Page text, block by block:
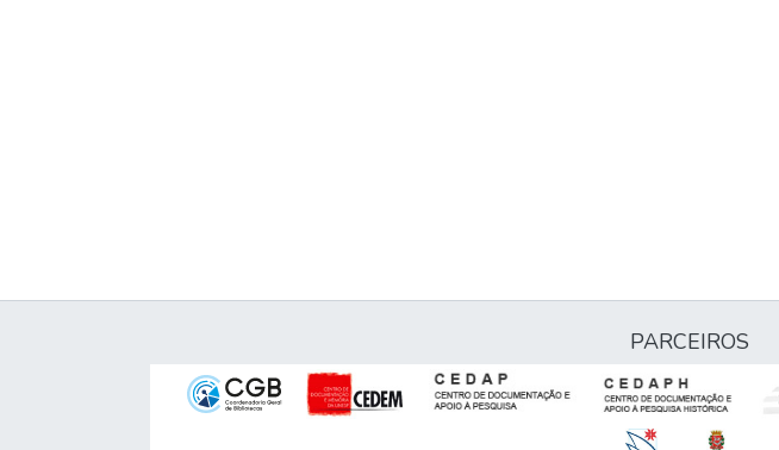
PARCEIROS